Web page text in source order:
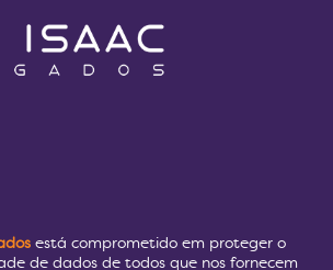
está comprometido em proteger o
de dados de todos que nos fornecem